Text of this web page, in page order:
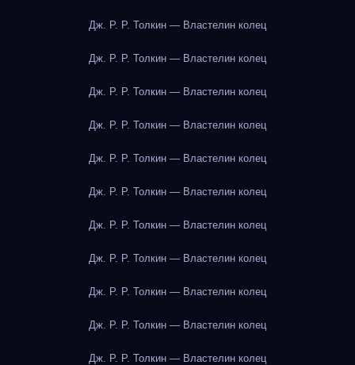
Дж. Р. Р. Толкин — Властелин колец
Дж. Р. Р. Толкин — Властелин колец
Дж. Р. Р. Толкин — Властелин колец
Дж. Р. Р. Толкин — Властелин колец
Дж. Р. Р. Толкин — Властелин колец
Дж. Р. Р. Толкин — Властелин колец
Дж. Р. Р. Толкин — Властелин колец
Дж. Р. Р. Толкин — Властелин колец
Дж. Р. Р. Толкин — Властелин колец
Дж. Р. Р. Толкин — Властелин колец
Дж. Р. Р. Толкин — Властелин колец